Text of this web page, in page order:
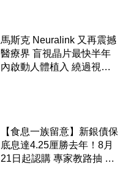
馬斯克 Neuralink 又再震撼
醫療界 盲視晶片最快半年
內啟動人體植入 繞過視神
【食息一族留意】新銀債保
底息達4.25厘勝去年！8月
21日起認購 專家教路抽 20